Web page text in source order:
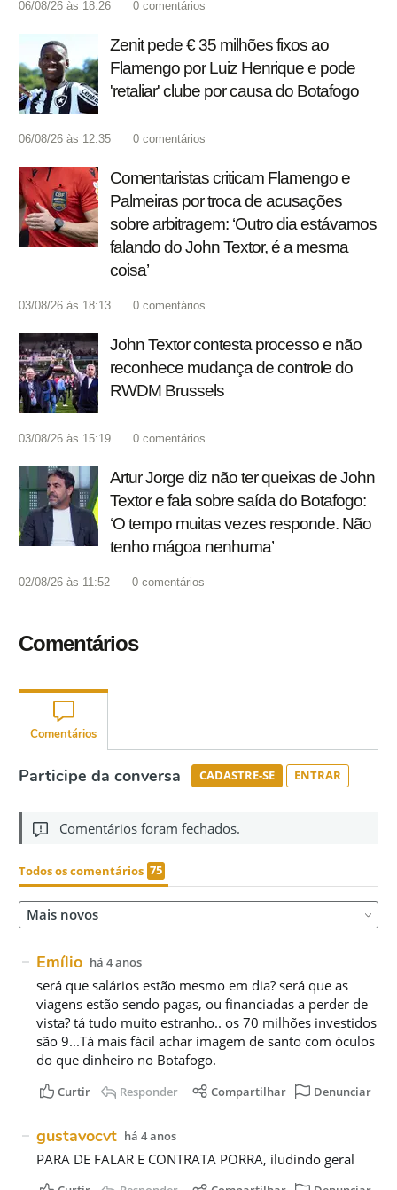
06/08/26 às 18:26 0 comentários
Zenit pede € 35 milhões fixos ao
Flamengo por Luiz Henrique e pode
'retaliar' clube por causa do Botafogo
06/08/26 às 12:35 0 comentários
Comentaristas criticam Flamengo e
Palmeiras por troca de acusações
sobre arbitragem: ‘Outro dia estávamos
falando do John Textor, é a mesma
coisa’
03/08/26 às 18:13 0 comentários
John Textor contesta processo e não
reconhece mudança de controle do
RWDM Brussels
03/08/26 às 15:19 0 comentários
Artur Jorge diz não ter queixas de John
Textor e fala sobre saída do Botafogo:
‘O tempo muitas vezes responde. Não
tenho mágoa nenhuma’
02/08/26 às 11:52 0 comentários
Comentários